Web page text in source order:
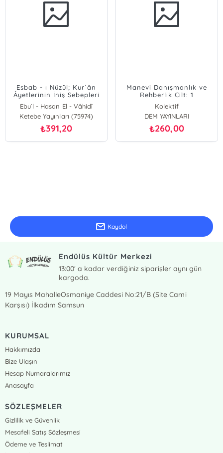
Esbab - ı Nüzül; Kur´ân
Âyetlerinin İniş Sebepleri
Ebu`l - Hasan El - Vâhidî
Ketebe Yayınları (75974)
₺391,20
Manevi Danışmanlık ve
Rehberlik Cilt: 1
Kolektif
DEM YAYINLARI
₺260,00
Kaydol
Endülüs Kültür Merkezi
13:00' a kadar verdiğiniz siparişler aynı gün
kargoda.
19 Mayıs MahalleOsmaniye Caddesi No:21/B (Site Cami
Karşısı) İlkadım Samsun
KURUMSAL
Hakkımızda
Bize Ulaşın
Hesap Numaralarımız
Anasayfa
SÖZLEŞMELER
Gizlilik ve Güvenlik
Mesafeli Satış Sözleşmesi
Ödeme ve Teslimat